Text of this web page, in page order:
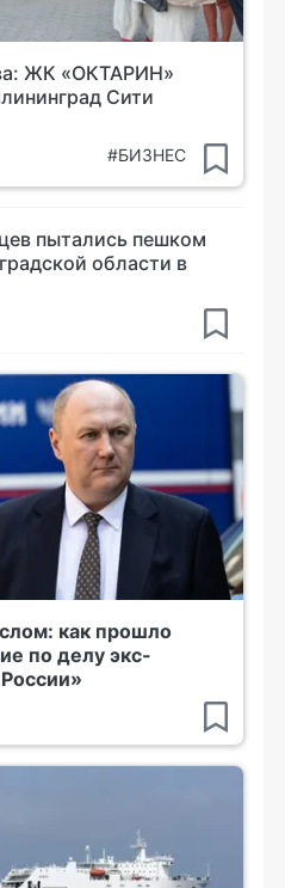
ЖК «ОКТАРИН»
Сити
#БИЗНЕС
пытались пешком
области в
как прошло
по делу экс-